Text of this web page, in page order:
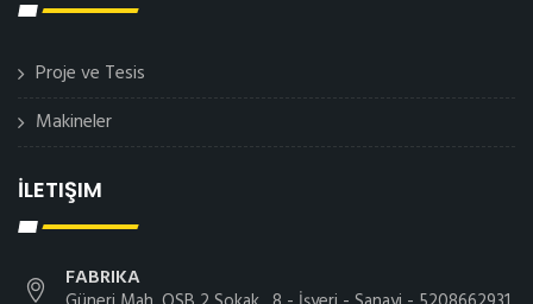
Proje ve Tesis
Makineler
İLETIŞIM
FABRIKA